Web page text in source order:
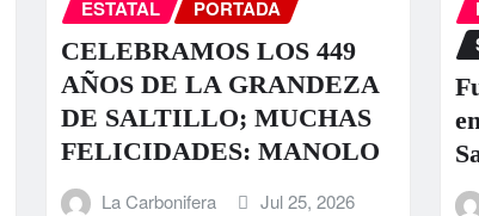
ESTATAL PORTADA
CELEBRAMOS LOS 449
AÑOS DE LA GRANDEZA
DE SALTILLO; MUCHAS
FELICIDADES: MANOLO
La Carbonifera Jul 25, 2026